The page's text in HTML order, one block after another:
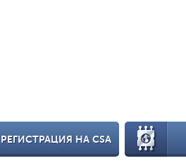
РЕГИСТРАЦИЯ НА CSA